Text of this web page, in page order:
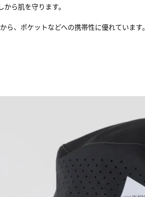
ら肌を守ります。
、ポケットなどへの携帯性に優れています。